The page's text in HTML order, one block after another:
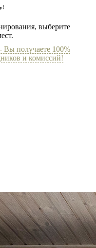
выберите
Вы получаете 100%
и комиссий!